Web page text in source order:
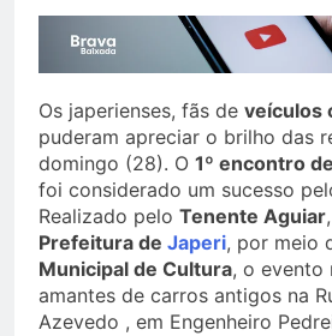
Os japerienses, fãs de veículos
puderam apreciar o brilho das
domingo (28). O 1º encontro
foi considerado um sucesso
Realizado pelo Tenente Aguiar
Prefeitura de Japeri, por meio
Municipal de Cultura, o evento
amantes de carros antigos na
Azevedo , em Engenheiro